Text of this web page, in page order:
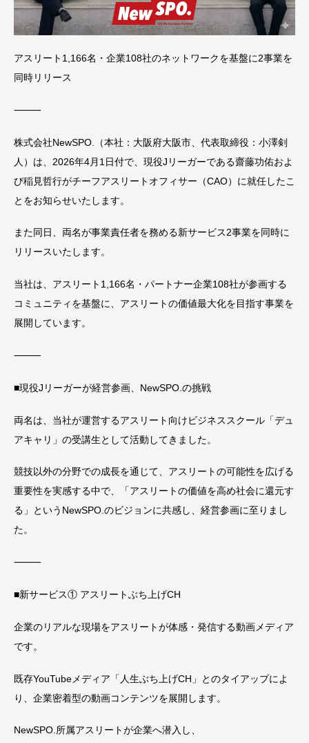
アスリート1,166名・企業108社のネットワークを基盤に2事業を
同時リリース
⸻
株式会社NewSPO.（本社：大阪府大阪市、代表取締役：小澤剣
人）は、2026年4月1日付で、現役Jリーガーである齋藤功佑およ
び稲見哲行がチーフアスリートオフィサー（CAO）に就任したこ
とをお知らせいたします。
また同日、両名が事業責任者を務める新サービス2事業を同時に
リリースいたします。
当社は、アスリート1,166名・パートナー企業108社が参画する
コミュニティを基盤に、アスリートの価値最大化を目指す事業を
展開しています。
⸻
■現役Jリーガーが経営参画、NewSPO.の挑戦
両名は、当社が運営するアスリート向けビジネススクール「デュ
アキャリ」の受講生として活動してきました。
競技以外の分野での成長を通じて、アスリートの可能性を広げる
重要性を実感する中で、「アスリートの価値を高め社会に還元す
る」というNewSPO.のビジョンに共感し、経営参画に至りまし
た。
⸻
■新サービス① アスリートぶち上げCH
企業のリアルな現場をアスリートが体感・発信する動画メディア
です。
既存YouTubeメディア「人生ぶち上げCH」とのタイアップによ
り、企業密着型の動画コンテンツを展開します。
NewSPO.所属アスリートが企業へ潜入し、